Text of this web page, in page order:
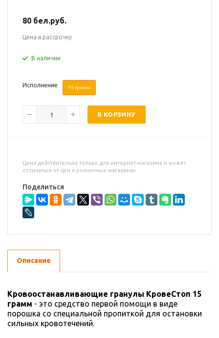
80 бел.руб.
Цена в рассрочку
В наличии
Исполнение 15 грамм
В КОРЗИНУ
Цена действительна только для интернет-магазина и может
отличаться от цен в розничных магазинах
Поделиться
Описание
Кровоостанавливающие гранулы КровеСтоп 15
грамм - это средство первой помощи в виде
порошка со специальной пропиткой для остановки
сильных кровотечений.